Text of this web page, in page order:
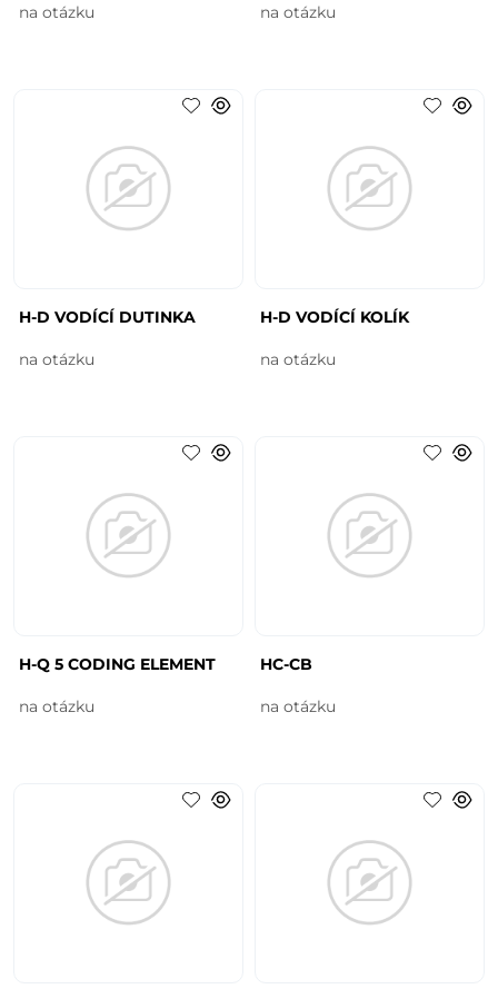
na otázku na otázku
H-D VODÍCÍ DUTINKA
na otázku
H-D VODÍCÍ KOLÍK
na otázku
H-Q 5 CODING ELEMENT
na otázku
HC-CB
na otázku